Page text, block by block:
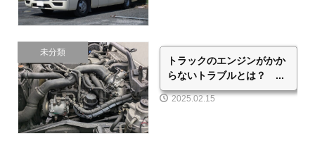
未分類
トラックのエンジンがかか
らないトラブルとは？ ...
2025.02.15